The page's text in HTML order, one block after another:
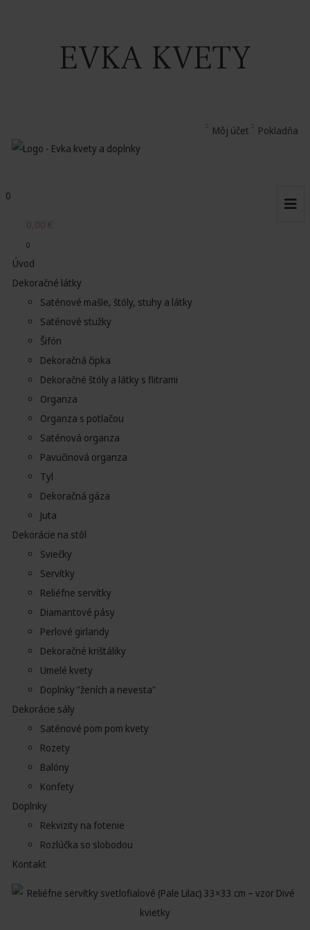
EVKA KVETY
Môj účet Pokladňa
0
0,00 €
0
Úvod
Dekoračné látky
Saténové mašle, štóly, stuhy a látky
Saténové stužky
Šifón
Dekoračná čipka
Dekoračné štóly a látky s flitrami
Organza
Organza s potlačou
Saténová organza
Pavučinová organza
Tyl
Dekoračná gáza
Juta
Dekorácie na stôl
Sviečky
Servítky
Reliéfne servítky
Diamantové pásy
Perlové girlandy
Dekoračné krištáliky
Umelé kvety
Doplnky "ženích a nevesta"
Dekorácie sály
Saténové pom pom kvety
Rozety
Balóny
Konfety
Doplnky
Rekvizity na fotenie
Rozlúčka so slobodou
Kontakt